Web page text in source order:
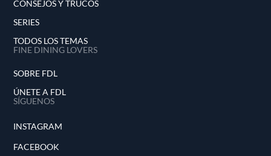
CONSEJOS Y TRUCOS
SERIES
TODOS LOS TEMAS
FINE DINING LOVERS
SOBRE FDL
ÚNETE A FDL
SÍGUENOS
INSTAGRAM
FACEBOOK